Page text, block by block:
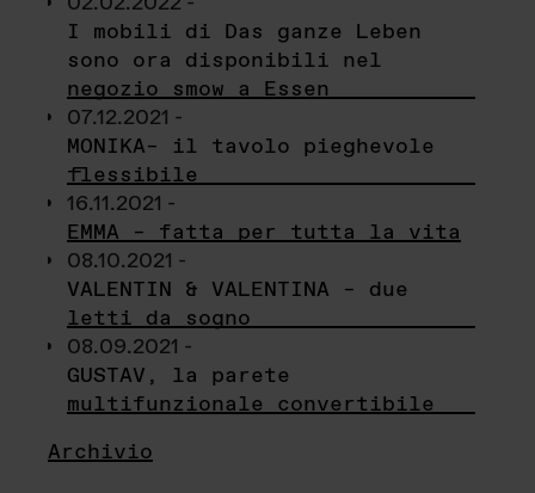
I mobili di Das ganze Leben
sono ora disponibili nel
negozio smow a Essen
07.12.2021 -
MONIKA– il tavolo pieghevole
flessibile
16.11.2021 -
EMMA – fatta per tutta la vita
08.10.2021 -
VALENTIN & VALENTINA – due
letti da sogno
08.09.2021 -
GUSTAV, la parete
multifunzionale convertibile
Archivio